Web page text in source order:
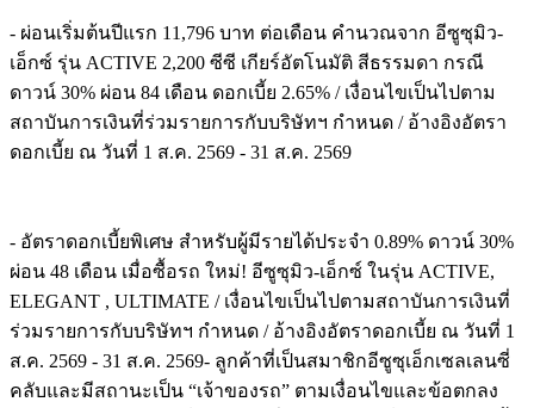
- ผ่อนเริ่มต้นปีแรก 11,796 บาท ต่อเดือน คำนวณจาก อีซูซุมิว-
เอ็กซ์ รุ่น ACTIVE 2,200 ซีซี เกียร์อัตโนมัติ สีธรรมดา กรณี
ดาวน์ 30% ผ่อน 84 เดือน ดอกเบี้ย 2.65% / เงื่อนไขเป็นไปตาม
สถาบันการเงินที่ร่วมรายการกับบริษัทฯ กำหนด / อ้างอิงอัตรา
ดอกเบี้ย ณ วันที่ 1 ส.ค. 2569 - 31 ส.ค. 2569
- อัตราดอกเบี้ยพิเศษ สำหรับผู้มีรายได้ประจำ 0.89% ดาวน์ 30%
ผ่อน 48 เดือน เมื่อซื้อรถ ใหม่! อีซูซุมิว-เอ็กซ์ ในรุ่น ACTIVE,
ELEGANT , ULTIMATE / เงื่อนไขเป็นไปตามสถาบันการเงินที่
ร่วมรายการกับบริษัทฯ กำหนด / อ้างอิงอัตราดอกเบี้ย ณ วันที่ 1
ส.ค. 2569 - 31 ส.ค. 2569- ลูกค้าที่เป็นสมาชิกอีซูซุเอ็กเซลเลนซี่
คลับและมีสถานะเป็น “เจ้าของรถ” ตามเงื่อนไขและข้อตกลง